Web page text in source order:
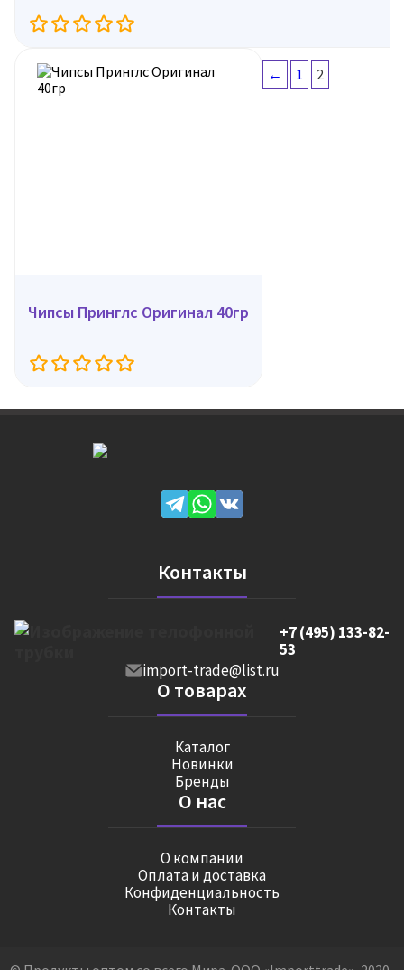
Чипсы Принглс Оригинал 40гр
← 1 2
Контакты
+7 (495) 133-82-
53
import-trade@list.ru
О товарах
Каталог
Новинки
Бренды
О нас
О компании
Оплата и доставка
Конфиденциальность
Контакты